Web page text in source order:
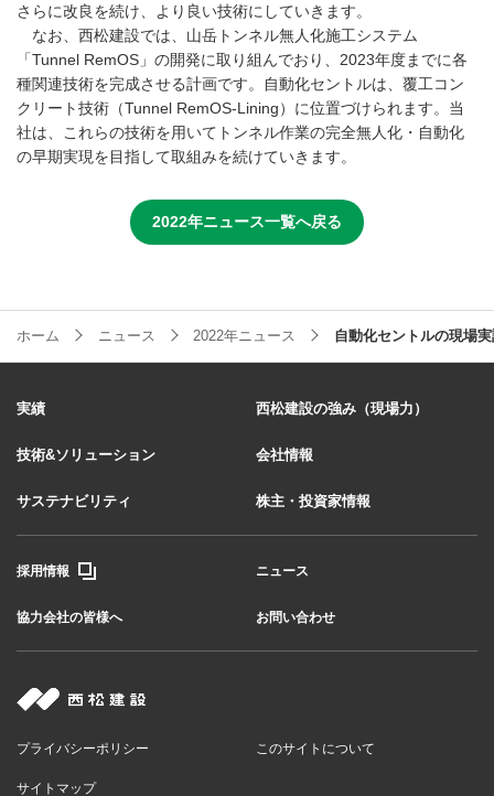
さらに改良を続け、より良い技術にしていきます。
なお、西松建設では、山岳トンネル無人化施工システム
「Tunnel RemOS」の開発に取り組んでおり、2023年度までに各
種関連技術を完成させる計画です。自動化セントルは、覆工コン
クリート技術（Tunnel RemOS-Lining）に位置づけられます。当
社は、これらの技術を用いてトンネル作業の完全無人化・自動化
の早期実現を目指して取組みを続けていきます。
2022年ニュース一覧へ戻る
ホーム ニュース 2022年ニュース 自動化セントルの現場
実績 西松建設の強み（現場力）
技術&ソリューション 会社情報
サステナビリティ 株主・投資家情報
採用情報 ニュース
協力会社の皆様へ お問い合わせ
プライバシーポリシー このサイトについて
サイトマップ